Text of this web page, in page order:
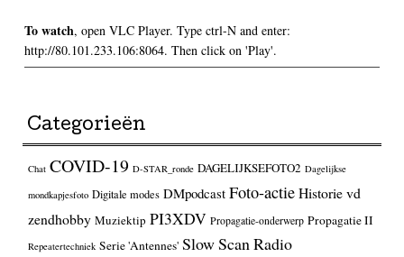
To watch, open VLC Player. Type ctrl-N and enter:
http://80.101.233.106:8064. Then click on 'Play'.
Categorieën
Chat COVID-19 D-STAR_ronde DAGELIJKSEFOTO2 Dagelijkse
mondkapjesfoto Digitale modes DMpodcast Foto-actieHistorie vd
zendhobby Muziektip PI3XDV Propagatie-onderwerp Propagatie II
Repeatertechniek Serie 'Antennes' Slow Scan Radio